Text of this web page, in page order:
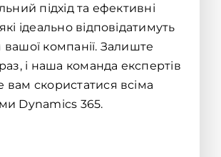
підхід та ефективні
ідеально відповідатимуть
компанії. Залиште
і наша команда експертів
скористатися всіма
Dynamics 365.